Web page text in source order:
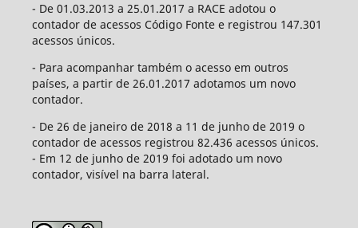
- De 01.03.2013 a 25.01.2017 a RACE adotou o
contador de acessos Código Fonte e registrou 147.301
acessos únicos.
- Para acompanhar também o acesso em outros
países, a partir de 26.01.2017 adotamos um novo
contador.
- De 26 de janeiro de 2018 a 11 de junho de 2019 o
contador de acessos registrou 82.436 acessos únicos.
- Em 12 de junho de 2019 foi adotado um novo
contador, visível na barra lateral.